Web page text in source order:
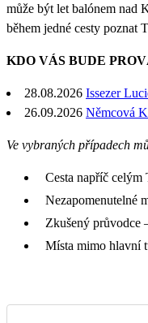
může být let balónem nad
během jedné cesty poznat
KDO VÁS BUDE
28.08.2026 Issezer
26.09.2026 Němcová
Ve vybraných případech
Cesta napříč
Nezapomenutelné
Zkušený průvodce
Místa mimo hlavní